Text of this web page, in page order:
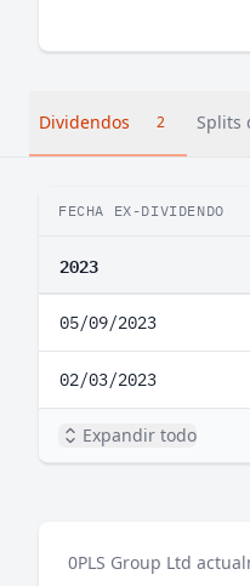
Dividendos 2 Splits
FECHA EX-DIVIDENDO
2023
05/09/2023
02/03/2023
Expandir todo
0PLS Group Ltd